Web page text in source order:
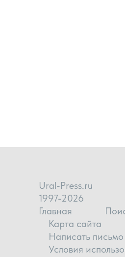
Ural-Press.ru
1997-2026
Главная
Карта сайта
Написать письмо
Условия